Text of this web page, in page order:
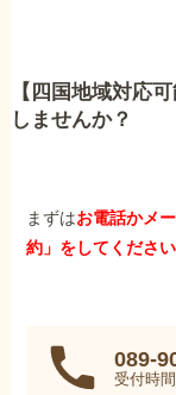
【四国地域対応
しませんか？
まずはお電話かメ
約」をしてください
089-
受付時